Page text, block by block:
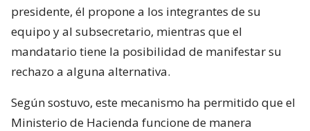
presidente, él propone a los integrantes de su
equipo y al subsecretario, mientras que el
mandatario tiene la posibilidad de manifestar su
rechazo a alguna alternativa.
Según sostuvo, este mecanismo ha permitido que el
Ministerio de Hacienda funcione de manera